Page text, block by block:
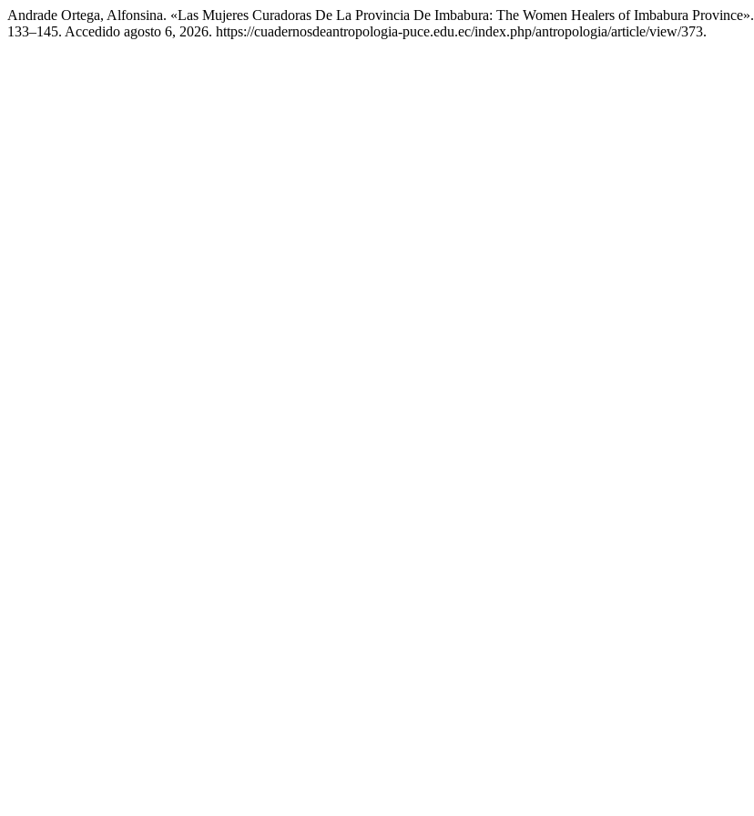
Andrade Ortega, Alfonsina. «Las Mujeres Curadoras De La Provincia De Imbabura: The Women Healers of Imbabura Province».
133–145. Accedido agosto 6, 2026. https://cuadernosdeantropologia-puce.edu.ec/index.php/antropologia/article/view/373.